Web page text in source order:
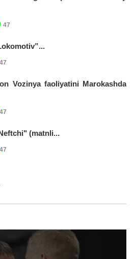
47
47
Vozinya faoliyatini Marokashda
47
(matnli...
47